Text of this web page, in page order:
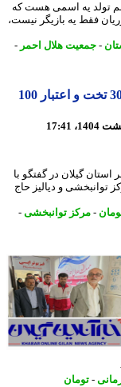
یه اسمی هست که
یه بازیگر نیست،
جمعیت هلال احمر -
استاندارد سازی مرکز دیالیز رودسر با 30 تخت و اعتبار 100
گیلان در گفتگو با
و دیالیز حاج
-مرکز توانبخشی-
-تومان